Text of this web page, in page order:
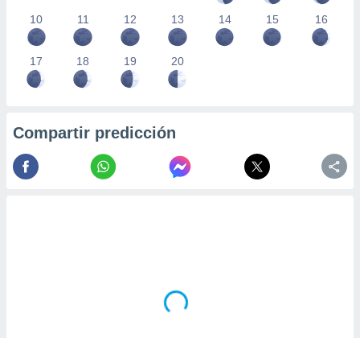
10 11 12 13 14 15 16
17 18 19 20
Compartir predicción